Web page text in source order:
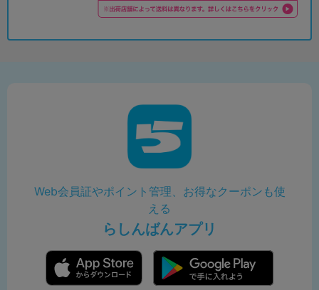
Web会員証やポイント管理、お得なクーポンも使
える
らしんばんアプリ